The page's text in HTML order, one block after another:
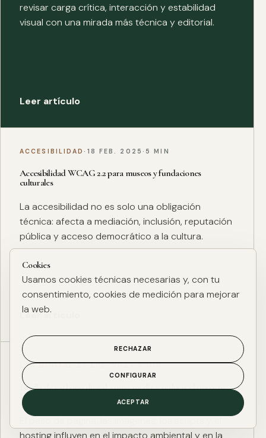
revisar carga crítica, interacción y estabilidad
visual con una mirada más técnica y editorial.
Leer artículo
ACCESIBILIDAD · 18 FEB. 2025 · 5 MIN
Accesibilidad WCAG 2.2 para museos y fundaciones
culturales
La accesibilidad no es solo una obligación
técnica: afecta a mediación, inclusión, reputación
pública y acceso democrático a la cultura.
Leer artículo
ESG DIGITAL·27 ENE. 2025·4 MIN
Huella de carbono digital: cómo medir y reducir el impacto
ESG de una web
El peso de página, las imágenes, los scripts y el
hosting influyen en el impacto ambiental y en la
Cookies
Usamos cookies técnicas necesarias y, con tu
consentimiento, cookies de medición para mejorar
la web.
RECHAZAR
CONFIGURAR
ACEPTAR